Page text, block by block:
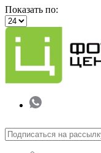
Показать по: